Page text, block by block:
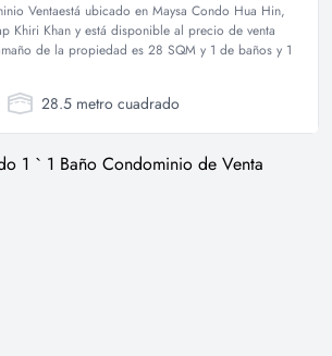
Ventaestá ubicado en Maysa Condo Hua Hin,
Khiri Khan y está disponible al precio de venta
de la propiedad es 28 SQM y 1 de baños y 1
28.5 metro cuadrado